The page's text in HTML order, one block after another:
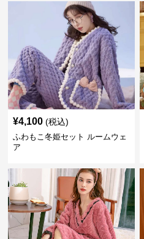
¥4,100 (税込)
ふわもこ冬姫セット ルームウェ
ア